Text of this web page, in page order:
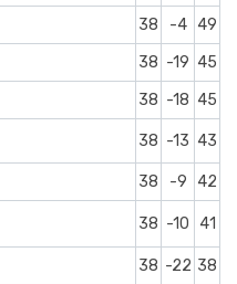
38 -4
49
38 -19 45
38 -18 45
38 -13 43
38 -9 42
38 -10 41
38 -22 38